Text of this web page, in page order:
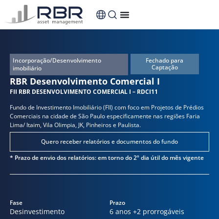
conteúdo
Incorporação/Desenvolvimento
imobiliário
Fechado para
Captação
RBR Desenvolvimento Comercial I
FII RBR DESENVOLVIMENTO COMERCIAL I – RDCI11
Fundo de Investimento Imobiliário (FII) com foco em Projetos de Prédios
Comerciais na cidade de São Paulo especificamente nas regiões Faria
Lima/ Itaim, Vila Olimpia, JK, Pinheiros e Paulista.
Quero receber relatórios e documentos do fundo
* Prazo de envio dos relatórios: em torno do 2º dia útil do mês vigente
Fase
Desinvestimento
Prazo
6 anos +2 prorrogáveis